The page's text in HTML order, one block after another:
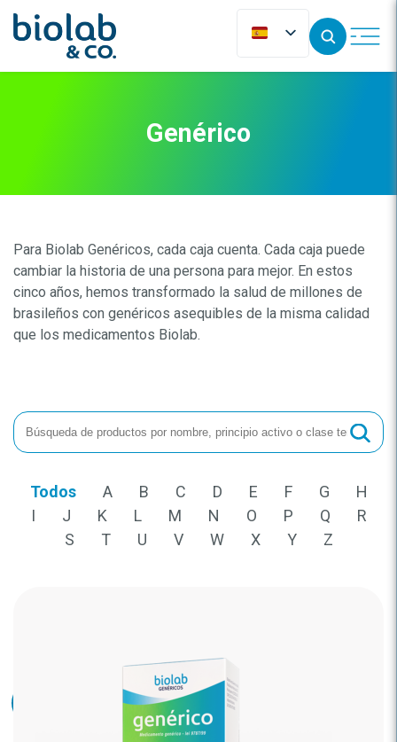
Genérico
Para Biolab Genéricos, cada caja cuenta. Cada caja puede
cambiar la historia de una persona para mejor. En estos
cinco años, hemos transformado la salud de millones de
brasileños con genéricos asequibles de la misma calidad
que los medicamentos Biolab.
Todos A B C D E F G
H
I
J K L M N O P Q
R
S
T U V W X Y Z